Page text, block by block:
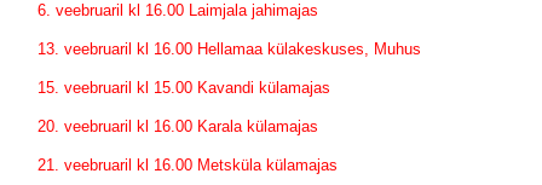
6. veebruaril kl 16.00 Laimjala jahimajas
13. veebruaril kl 16.00 Hellamaa külakeskuses, Muhus
15. veebruaril kl 15.00 Kavandi külamajas
20. veebruaril kl 16.00 Karala külamajas
21. veebruaril kl 16.00 Metsküla külamajas